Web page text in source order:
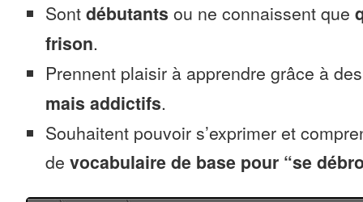
Sont débutants ou ne connaissent que
frison.
Prennent plaisir à apprendre grâce à
mais addictifs.
Souhaitent pouvoir s’exprimer et
de vocabulaire de base pour “se